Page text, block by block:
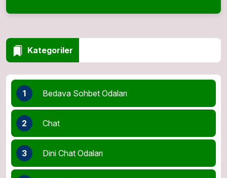
Kategoriler
1 Bedava Sohbet Odaları
2 Chat
3 Dini Chat Odaları